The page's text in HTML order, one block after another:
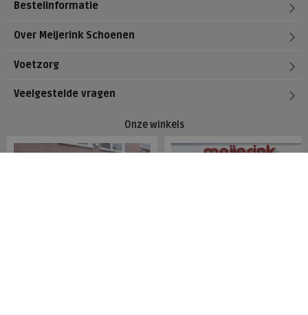
Bestelinformatie
Over Meijerink Schoenen
Voetzorg
Veelgestelde vragen
Onze winkels